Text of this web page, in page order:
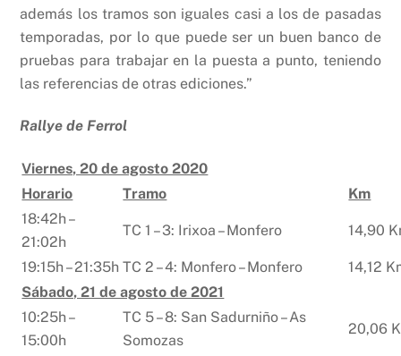
además los tramos son iguales casi a los de pasadas
temporadas, por lo que puede ser un buen banco de
pruebas para trabajar en la puesta a punto, teniendo
las referencias de otras ediciones.”
Rallye de Ferrol
Viernes, 20 de agosto 2020
Horario
Tramo
Km
18:42h –
21:02h
TC 1 – 3: Irixoa – Monfero 14,90
19:15h – 21:35h TC 2 – 4: Monfero – Monfero
14,12
Sábado, 21 de agosto de 2021
10:25h –
15:00h
TC 5 – 8: San Sadurniño – As
Somozas
20,06